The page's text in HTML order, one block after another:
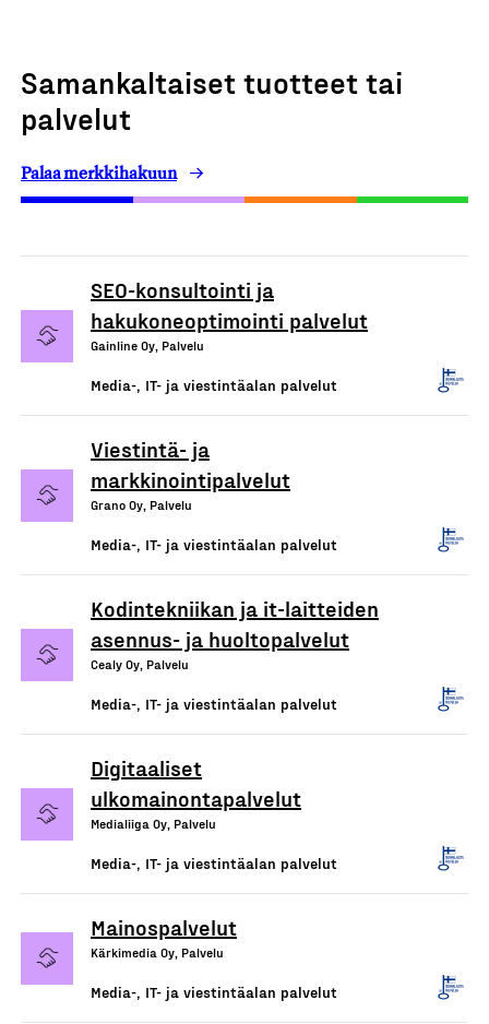
Samankaltaiset tuotteet tai
palvelut
Palaa merkkihakuun
SEO-konsultointi ja
hakukoneoptimointi palvelut
Gainline Oy, Palvelu
Media-, IT- ja viestintäalan palvelut
Viestintä- ja
markkinointipalvelut
Grano Oy, Palvelu
Media-, IT- ja viestintäalan palvelut
Kodintekniikan ja it-laitteiden
asennus- ja huoltopalvelut
Cealy Oy, Palvelu
Media-, IT- ja viestintäalan palvelut
Digitaaliset
ulkomainontapalvelut
Medialiiga Oy, Palvelu
Media-, IT- ja viestintäalan palvelut
Mainospalvelut
Kärkimedia Oy, Palvelu
Media-, IT- ja viestintäalan palvelut